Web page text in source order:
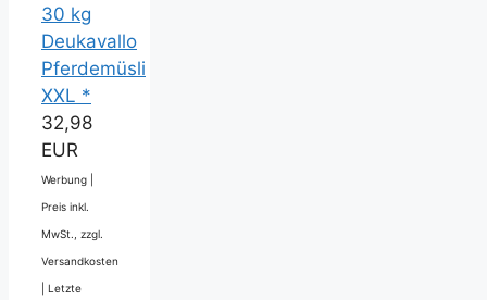
30 kg
Deukavallo
Pferdemüsli
XXL *
32,98
EUR
Werbung |
Preis inkl.
MwSt., zzgl.
Versandkosten
Letzte